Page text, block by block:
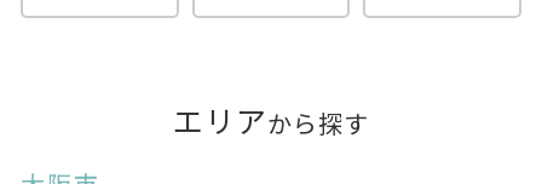
エリアから探す